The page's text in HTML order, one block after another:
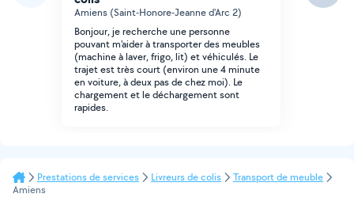
Amiens (Saint-Honore-Jeanne d'Arc 2)
Bonjour, je recherche une personne
pouvant m'aider à transporter des meubles
(machine à laver, frigo, lit) et véhiculés. Le
trajet est très court (environ une 4 minute
en voiture, à deux pas de chez moi). Le
chargement et le déchargement sont
rapides.
Prestations de services Livreurs de colis
Transport de meuble
Amiens